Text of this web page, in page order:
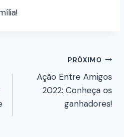
PRÓXIMO
Ação Entre Amigos
2022: Conheça os
ganhadores!